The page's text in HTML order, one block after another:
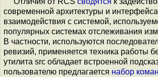
современной архитектуры и интерфейса
взаимодействия с системой,
популярных системах отслеживания
В частности, используются
ревизий, применяется техника работы
утилита src обладает встроенной
пользователю предлагается набор